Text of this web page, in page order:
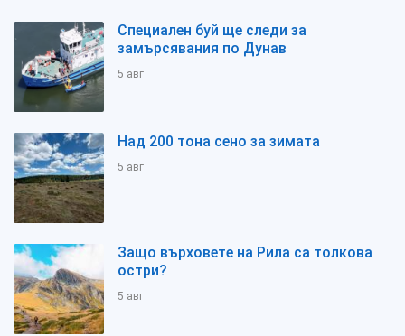
Специален буй ще следи за
замърсявания по Дунав
5 авг
Над 200 тона сено за зимата
5 авг
Защо върховете на Рила са толкова
остри?
5 авг